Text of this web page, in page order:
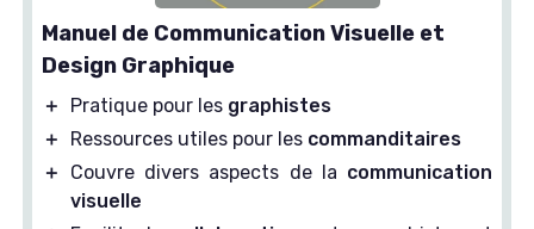
Manuel de Communication Visuelle et
Design Graphique
＋ Pratique pour les graphistes
＋
Ressources utiles pour les commanditaires
＋
Couvre divers aspects de la communication
visuelle